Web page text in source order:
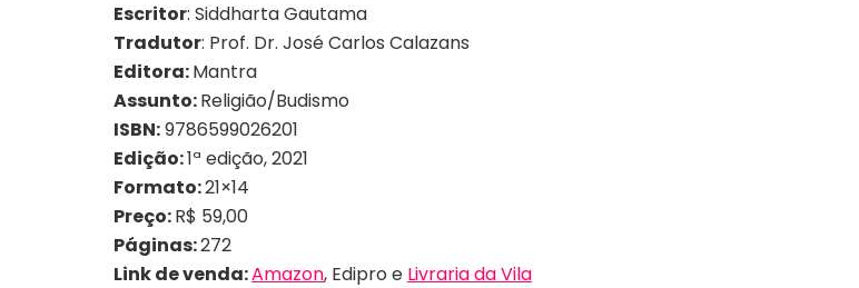
Escritor: Siddharta Gautama
Tradutor: Prof. Dr. José Carlos Calazans
Editora:Mantra
Assunto:Religião/Budismo
ISBN:9786599026201
Edição:1ª edição, 2021
Formato:21×14
Preço:R$ 59,00
Páginas:272
Link de venda:Amazon, Edipro e Livraria da Vila